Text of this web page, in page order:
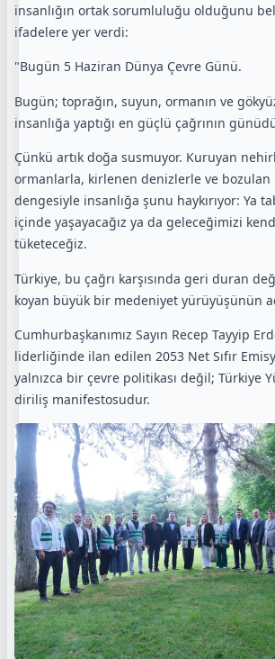
insanlığın ortak sorumluluğu olduğunu
ifadelere yer verdi:
"Bugün 5 Haziran Dünya Çevre Günü.
Bugün; toprağın, suyun, ormanın ve
insanlığa yaptığı en güçlü çağrının
Çünkü artık doğa susmuyor. Kuruyan
ormanlarla, kirlenen denizlerle ve bozulan
dengesiyle insanlığa şunu haykırıyor: Ya
içinde yaşayacağız ya da geleceğimizi
tüketeceğiz.
Türkiye, bu çağrı karşısında geri duran
koyan büyük bir medeniyet yürüyüşünün
Cumhurbaşkanımız Sayın Recep Tayyip
liderliğinde ilan edilen 2053 Net Sıfır
yalnızca bir çevre politikası değil; Türkiye
diriliş manifestosudur.